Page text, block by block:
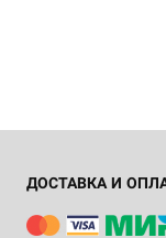
ДОСТАВКА И